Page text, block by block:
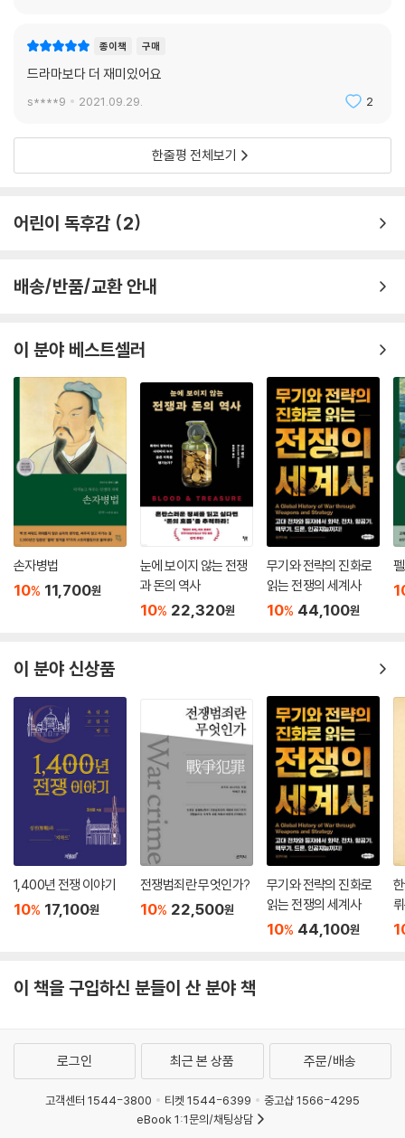
종이책 구매
드라마보다 더 재미있어요
s****9 2021.09.29. 2
한줄평 전체보기
어린이 독후감 2
배송/반품/교환 안내
이 분야 베스트셀러
손자병법
10% 11,700원
눈에 보이지 않는 전쟁
과 돈의 역사
10% 22,320원
무기와 전략의 진화로
읽는 전쟁의 세계사
10% 44,100원
이 분야 신상품
1,400년 전쟁 이야기
10% 17,100원
전쟁범죄란 무엇인가?
10% 22,500원
무기와 전략의 진화로
읽는 전쟁의 세계사
10% 44,100원
다
이 책을 구입하신 분들이 산 분야 책
로그인 최근 본 상품 주문/배송
고객센터 1544-3800 티켓 1544-6399
중고샵 1566-4295
eBook 1:1문의/채팅상담